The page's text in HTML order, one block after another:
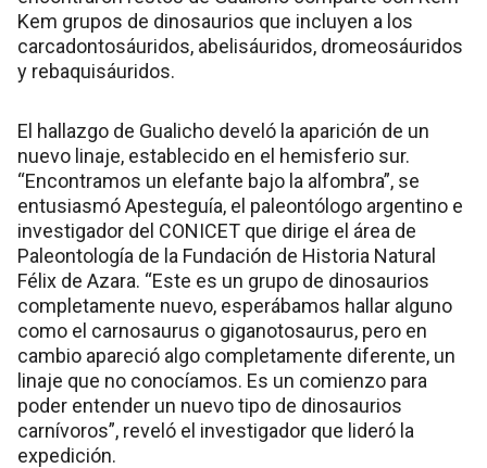
Kem grupos de dinosaurios que incluyen a los
carcadontosáuridos, abelisáuridos, dromeosáuridos
y rebaquisáuridos.
El hallazgo de Gualicho develó la aparición de un
nuevo linaje, establecido en el hemisferio sur.
“Encontramos un elefante bajo la alfombra”, se
entusiasmó Apesteguía, el paleontólogo argentino e
investigador del CONICET que dirige el área de
Paleontología de la Fundación de Historia Natural
Félix de Azara. “Este es un grupo de dinosaurios
completamente nuevo, esperábamos hallar alguno
como el carnosaurus o giganotosaurus, pero en
cambio apareció algo completamente diferente, un
linaje que no conocíamos. Es un comienzo para
poder entender un nuevo tipo de dinosaurios
carnívoros”, reveló el investigador que lideró la
expedición.